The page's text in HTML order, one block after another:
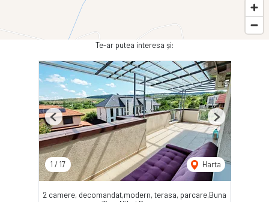
Te-ar putea interesa și:
1 / 17 Harta
Previous Next
2 camere, decomandat,modern, terasa, parcare,Buna